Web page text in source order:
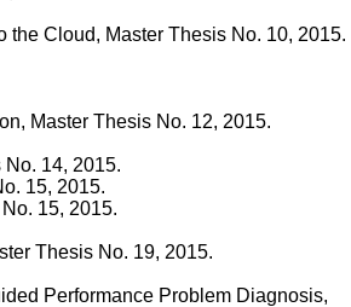
Cloud, Master Thesis No. 10, 2015.
Master Thesis No. 12, 2015.
14, 2015.
15, 2015.
15, 2015.
Thesis No. 19, 2015.
Performance Problem Diagnosis,